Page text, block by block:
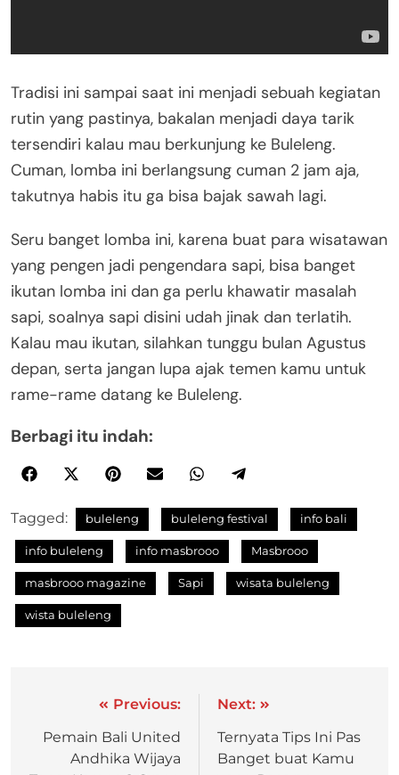
Tradisi ini sampai saat ini menjadi sebuah kegiatan
rutin yang pastinya, bakalan menjadi daya tarik
tersendiri kalau mau berkunjung ke Buleleng.
Cuman, lomba ini berlangsung cuman 2 jam aja,
takutnya habis itu ga bisa bajak sawah lagi.
Seru banget lomba ini, karena buat para wisatawan
yang pengen jadi pengendara sapi, bisa banget
ikutan lomba ini dan ga perlu khawatir masalah
sapi, soalnya sapi disini udah jinak dan terlatih.
Kalau mau ikutan, silahkan tunggu bulan Agustus
depan, serta jangan lupa ajak temen kamu untuk
rame-rame datang ke Buleleng.
Berbagi itu indah:
Tagged: buleleng buleleng festival info bali
info buleleng info masbrooo Masbrooo
masbrooo magazine Sapi wisata buleleng
wista buleleng
Previous:
Pemain Bali United
Andhika Wijaya
Next:
Ternyata Tips Ini Pas
Banget buat Kamu